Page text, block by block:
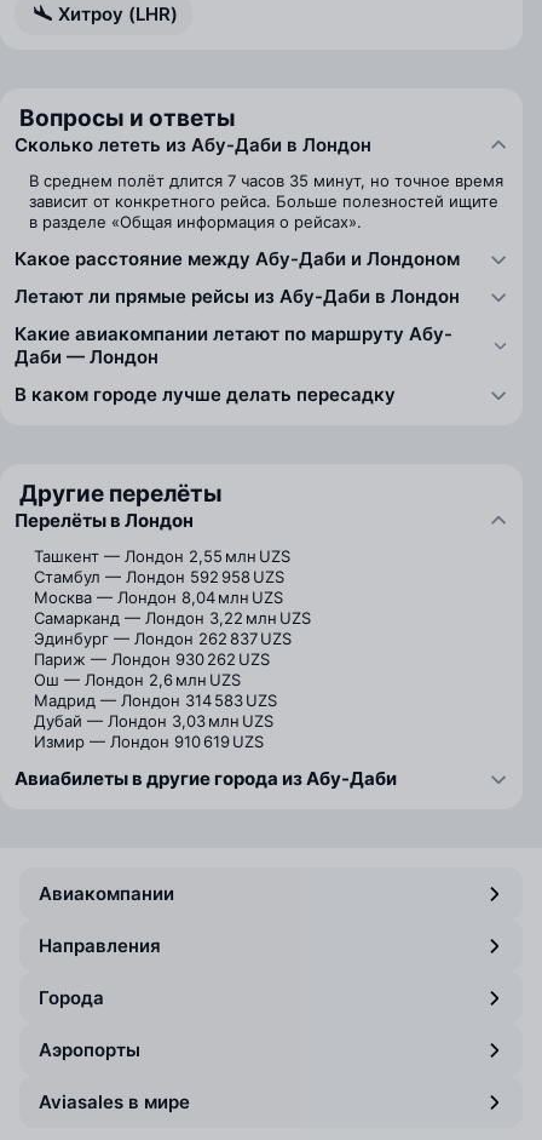
Хитроу (LHR)
Вопросы и ответы
Сколько лететь из Абу-Даби в Лондон
В среднем полёт длится 7 часов 35 минут, но точное время
зависит от конкретного рейса. Больше полезностей ищите
в разделе «Общая информация о рейсах».
Какое расстояние между Абу-Даби и Лондоном
Летают ли прямые рейсы из Абу-Даби в Лондон
Какие авиакомпании летают по маршруту Абу-
Даби — Лондон
В каком городе лучше делать пересадку
Другие перелёты
Перелёты в Лондон
Ташкент — Лондон 2,55 млн UZS
Стамбул — Лондон 592 958 UZS
Москва — Лондон 8,04 млн UZS
Самарканд — Лондон 3,22 млн UZS
Эдинбург — Лондон 262 837 UZS
Париж — Лондон 930 262 UZS
Ош — Лондон 2,6 млн UZS
Мадрид — Лондон 314 583 UZS
Дубай — Лондон 3,03 млн UZS
Измир — Лондон 910 619 UZS
Авиабилеты в другие города из Абу-Даби
Авиакомпании
Направления
Города
Аэропорты
Aviasales в мире